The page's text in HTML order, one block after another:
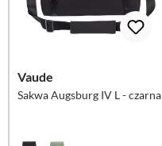
Vaude
Sakwa Augsburg IV L - czarna